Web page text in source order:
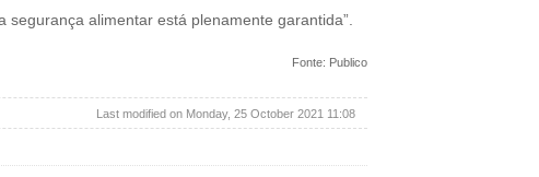
alimentar está plenamente garantida”.
Fonte: Publico
Last modified on Monday, 25 October 2021 11:08